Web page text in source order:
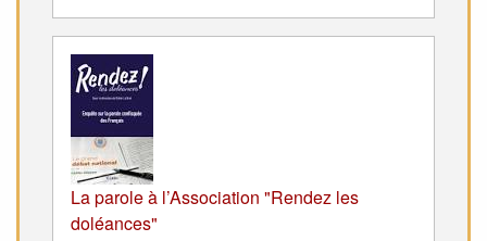
La parole à l’Association "Rendez les
doléances"